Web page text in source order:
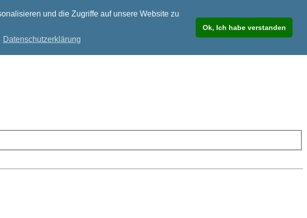
und die Zugriffe auf unsere Website zu
Datenschutzerklärung
Ok, Ich habe verstanden